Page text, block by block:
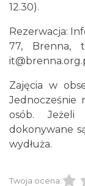
12.30).
Rezerwacja:
77, Brenna,
Zajęcia w
Jednocześnie
osób.
dokonywane
wydłuża.
Twoja ocena: